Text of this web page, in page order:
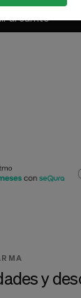
al carrito
y